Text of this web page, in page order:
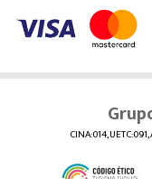
CINA:014,